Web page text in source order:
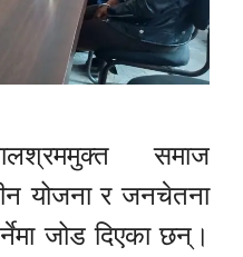
समाज
योजना र जनचेतना
जोड दिएका छन्।